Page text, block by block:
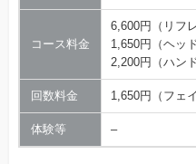
コース料金
6,600円（リフ
1,650円（ヘッ
2,200円（ハン
回数料金 1,650円（フェ
体験等 –